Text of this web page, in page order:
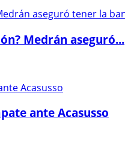
Medrán aseguró...
ante Acasusso